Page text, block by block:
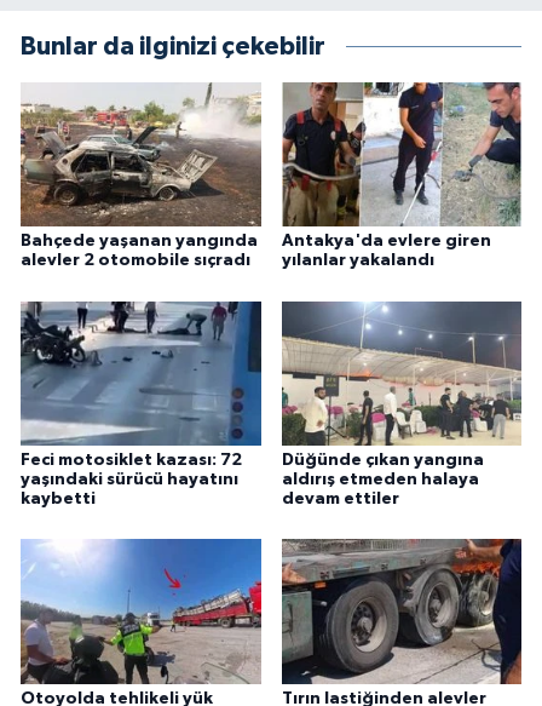
Bunlar da ilginizi çekebilir
Bahçede yaşanan yangında
alevler 2 otomobile sıçradı
Antakya'da evlere giren
yılanlar yakalandı
Feci motosiklet kazası: 72
yaşındaki sürücü hayatını
kaybetti
Düğünde çıkan yangına
aldırış etmeden halaya
devam ettiler
Otoyolda tehlikeli yük Tırın lastiğinden alevler